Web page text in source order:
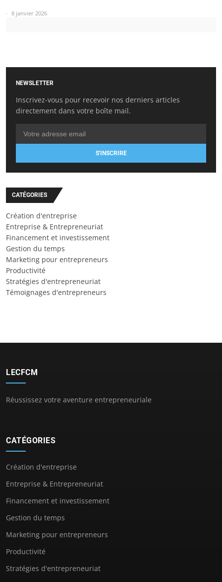
8 janvier 2026
NEWSLETTER
Inscrivez-vous pour recevoir nos derniers articles
directement dans votre boîte mail.
S'INSCRIRE
CATÉGORIES
Création d'entreprise
Entreprise & Entrepreneuriat
Financement et investissement
Gestion du temps
Marketing pour entrepreneurs
Productivité
Stratégies d'entrepreneuriat
Témoignages d'entrepreneurs
LECFCM
Réussissez votre aventure entrepreneuriale
CATÉGORIES
Création d'entreprise
Entreprise & Entrepreneuriat
Financement et investissement
Gestion du temps
Marketing pour entrepreneurs
Productivité
Stratégies d'entrepreneuriat